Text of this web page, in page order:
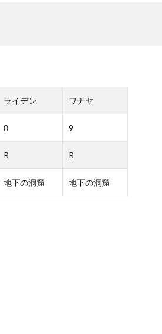
ライデン ワナヤ
8 9
R R
地下の洞窟 地下の洞窟